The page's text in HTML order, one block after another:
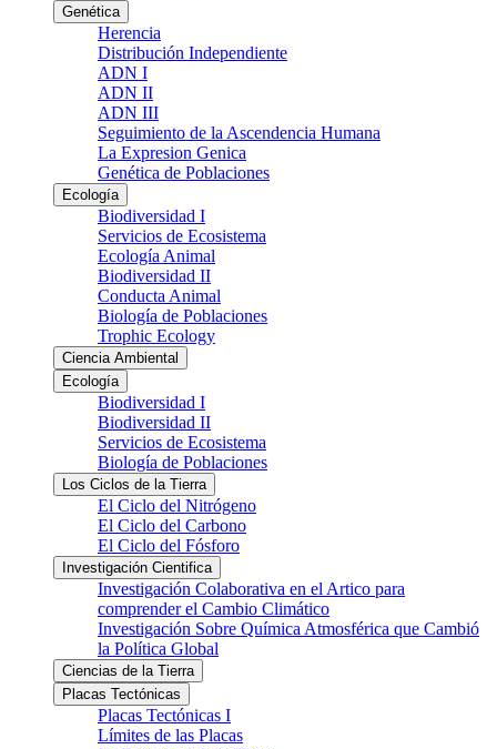
Genética
Herencia
Distribución Independiente
ADN I
ADN II
ADN III
Seguimiento de la Ascendencia Humana
La Expresion Genica
Genética de Poblaciones
Ecología
Biodiversidad I
Servicios de Ecosistema
Ecología Animal
Biodiversidad II
Conducta Animal
Biología de Poblaciones
Trophic Ecology
Ciencia Ambiental
Ecología
Biodiversidad I
Biodiversidad II
Servicios de Ecosistema
Biología de Poblaciones
Los Ciclos de la Tierra
El Ciclo del Nitrógeno
El Ciclo del Carbono
El Ciclo del Fósforo
Investigación Cientifica
Investigación Colaborativa en el Artico para
comprender el Cambio Climático
Investigación Sobre Química Atmosférica que Cambió
la Política Global
Ciencias de la Tierra
Placas Tectónicas
Placas Tectónicas I
Límites de las Placas